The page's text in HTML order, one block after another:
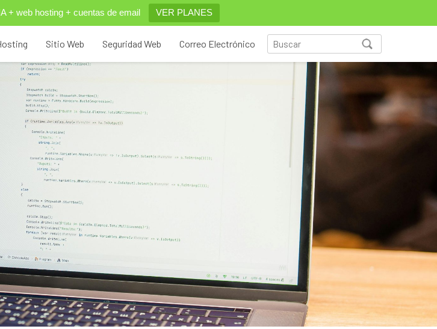
+ web hosting + cuentas de email VER PLANES
Sitio Web Seguridad Web Correo Electrónico